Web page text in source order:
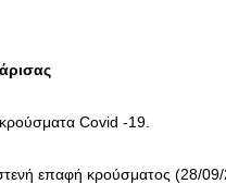
Covid -19.
επαφή κρούσματος (28/09/